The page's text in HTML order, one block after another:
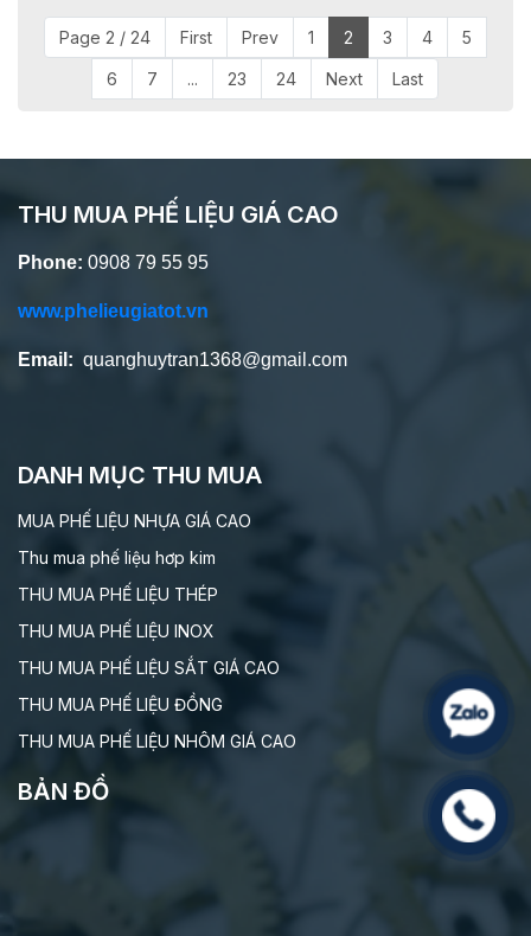
Page 2 / 24 First Prev 1 2 3 4 5
6 7 ... 23 24 Next Last
THU MUA PHẾ LIỆU GIÁ CAO
Phone: 0908 79 55 95
www.phelieugiatot.vn
Email: quanghuytran1368@gmail.com
DANH MỤC THU MUA
MUA PHẾ LIỆU NHỰA GIÁ CAO
Thu mua phế liệu hơp kim
THU MUA PHẾ LIỆU THÉP
THU MUA PHẾ LIỆU INOX
THU MUA PHẾ LIỆU SẮT GIÁ CAO
THU MUA PHẾ LIỆU ĐỒNG
THU MUA PHẾ LIỆU NHÔM GIÁ CAO
BẢN ĐỒ